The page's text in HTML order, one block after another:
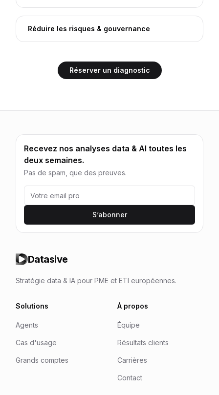
Réduire les risques & gouvernance
Réserver un diagnostic
Recevez nos analyses data & AI toutes les
deux semaines.
Pas de spam, que des preuves.
S’abonner
Datasive
Stratégie data & IA pour PME et ETI européennes.
Solutions
Agents
Cas d'usage
Grands comptes
À propos
Équipe
Résultats clients
Carrières
Contact